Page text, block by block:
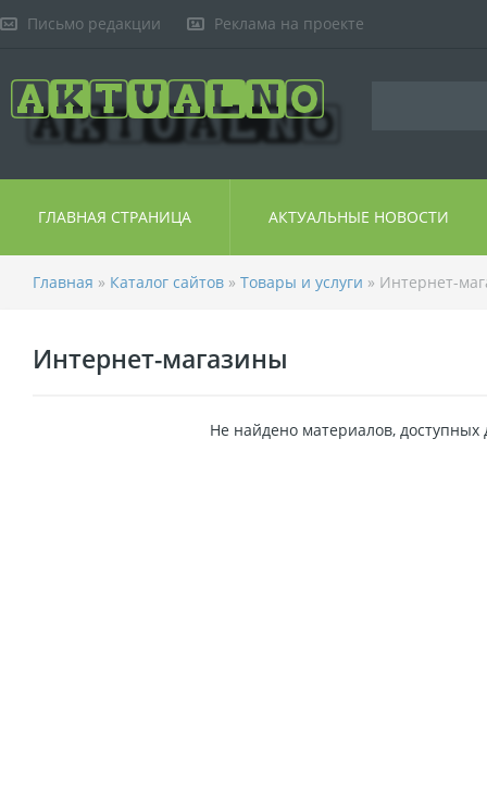
Письмо редакции Реклама на проекте
ГЛАВНАЯ СТРАНИЦА АКТУАЛЬНЫЕ НОВОСТИ
Главная » Каталог сайтов » Товары и услуги » Интернет-
Интернет-магазины
Не найдено материалов, доступных